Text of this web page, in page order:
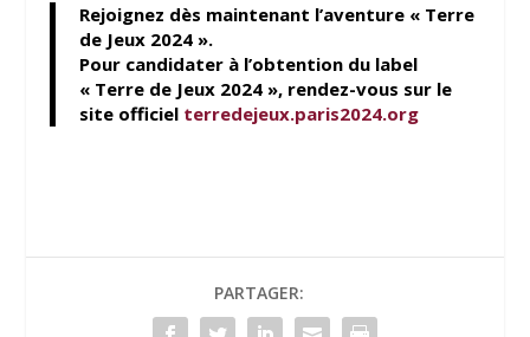
Rejoignez dès maintenant l’aventure « Terre
de Jeux 2024 ».
Pour candidater à l’obtention du label
« Terre de Jeux 2024 », rendez-vous sur le
site officiel terredejeux.paris2024.org
PARTAGER: